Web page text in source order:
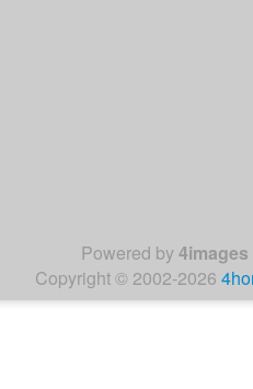
Powered by4images
Copyright © 2002-2026